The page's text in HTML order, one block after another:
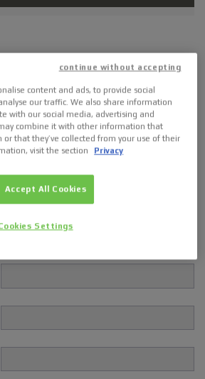
vos
content and ads, to provide social
our traffic. We also share information
with our social media, advertising and
combine it with other information that
or that they’ve collected from your use of their
visit the section
Privacy
continue without accepting
Accept All Cookies
Settings